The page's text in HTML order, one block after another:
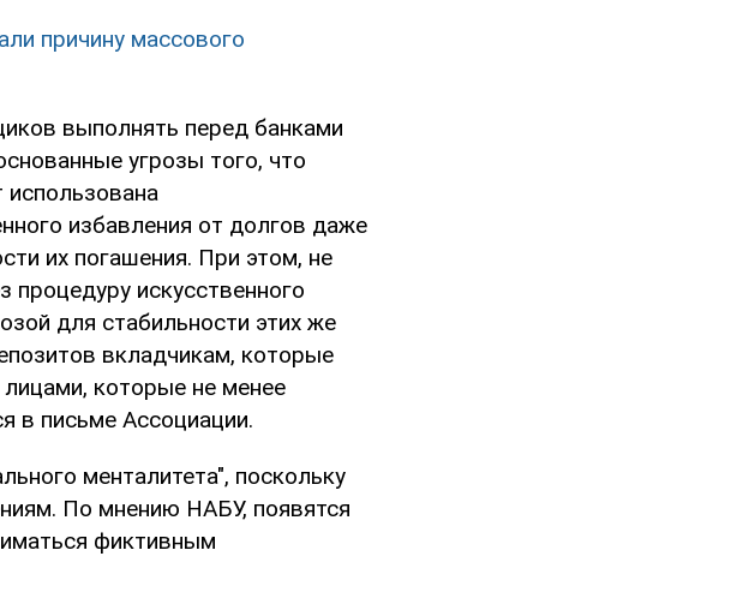
причину массового
выполнять перед банками
угрозы того, что
использована
избавления от долгов даже
их погашения. При этом, не
искусственного
для стабильности этих же
вкладчикам, которые
которые не менее
в письме Ассоциации.
менталитета", поскольку
По мнению НАБУ, появятся
фиктивным